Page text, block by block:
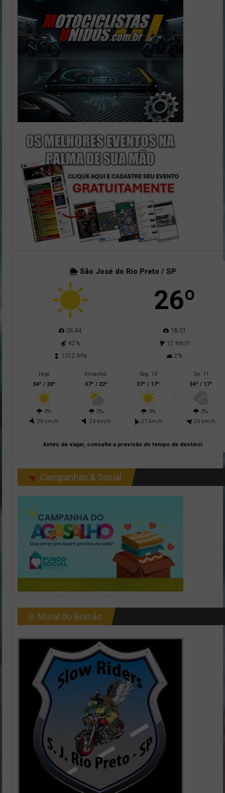
🌦 São José do Rio Preto / SP
26º
06:44
18:01
42%
12 km/h
1012 hPa
2%
Hoje
34º / 20º
0%
26 km/h
Amanhã.
37º / 22º
0%
24 km/h
Seg. 10
37º / 17º
0%
27 km/h
Ter. 11
34º / 17º
0%
24 km/h
Antes de viajar, consulte a previsão do tempo de destino!
Campanhas & Social
☠ Mural do Brasão